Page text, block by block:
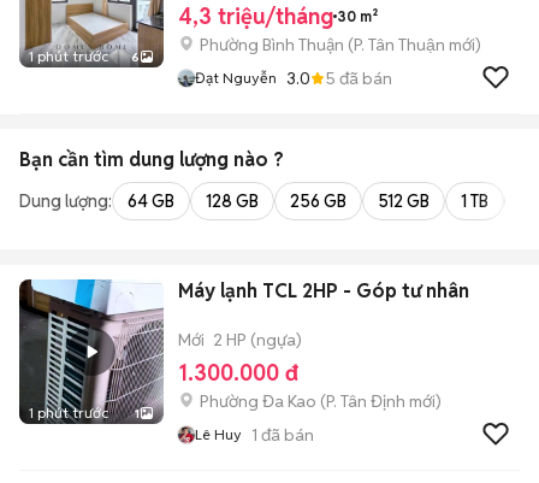
1 phút trước 6
4,3 triệu/tháng 30 m²
Phường Bình Thuận (P. Tân Thuận mới)
Đạt Nguyễn 3.0 5 đã bán
Bạn cần tìm dung lượng nào ?
Dung lượng: 64 GB 128 GB 256 GB 512 GB 1 TB
1 phút trước 1
Máy lạnh TCL 2HP - Góp tư nhân
Mới 2 HP (ngựa)
1.300.000 đ
Phường Đa Kao (P. Tân Định mới)
Lê Huy 1 đã bán